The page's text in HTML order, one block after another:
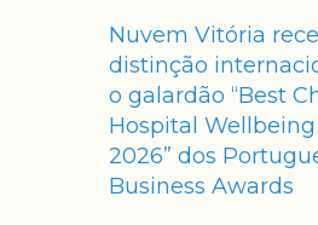
Nuvem Vitória
distinção
o galardão “Best
Hospital
2026” dos
Business Awards